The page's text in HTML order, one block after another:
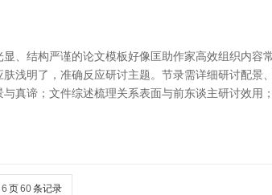
、结构严谨的论文模板好像匡助作家高效组织内
浅明了，准确反应研讨主题。节录需详细研讨配
真谛；文件综述梳理关系表面与前东谈主研讨效用
6 页60条记录